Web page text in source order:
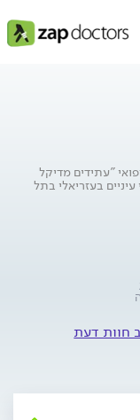
"עתידים מדיקל
בעזריאלי בתל
חוות דעת